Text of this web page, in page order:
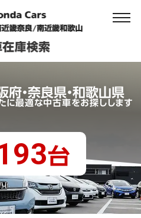
府・奈良県・和歌山県
に最適な中古車をお探しします
台